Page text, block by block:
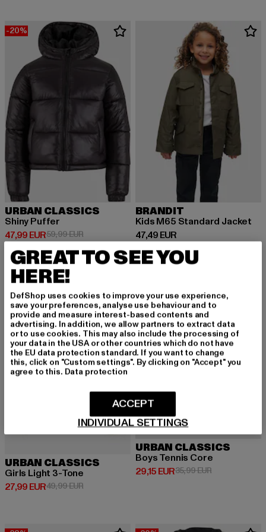
-20%
URBAN CLASSICS
Shiny Puffer
47,99 EUR
Derzeitiger Preis: 47,99 EUR
59,99 EURAktionspreis: 59,99 EUR
BRANDIT
Kids M65 Standard Jacket
47,49 EUR
Derzeitiger Preis: 47,49 EUR
-44%
URBAN CLASSICS
Girls Light 3-Tone
27,99 EUR
Derzeitiger Preis: 27,99 EUR
49,99 EURAktionspreis: 49,99 EUR
URBAN CLASSICS
Boys Tennis Core
29,15 EUR
Derzeitiger Preis: 29,15 EUR
35,99 EURAktionspreis:
GREAT TO SEE YOU
HERE!
DefShop uses cookies to improve your use experience,
save your preferences, analyse use behaviour and to
provide and measure interest-based contents and
advertising. In addition, we allow partners to extract data
or to use cookies. This may also include the processing of
your data in the USA or other countries which do not have
the EU data protection standard. If you want to change
this, click on "Custom settings". By clicking on "Accept" you
agree to this. Data protection
INDIVIDUAL SETTINGS
ACCEPT